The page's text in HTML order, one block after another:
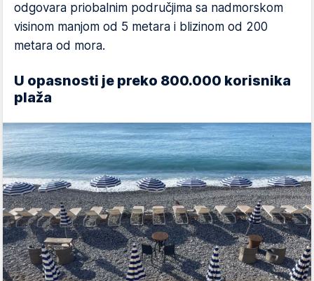
odgovara priobalnim područjima sa nadmorskom
visinom manjom od 5 metara i blizinom od 200
metara od mora.
U opasnosti je preko 800.000 korisnika
plaža